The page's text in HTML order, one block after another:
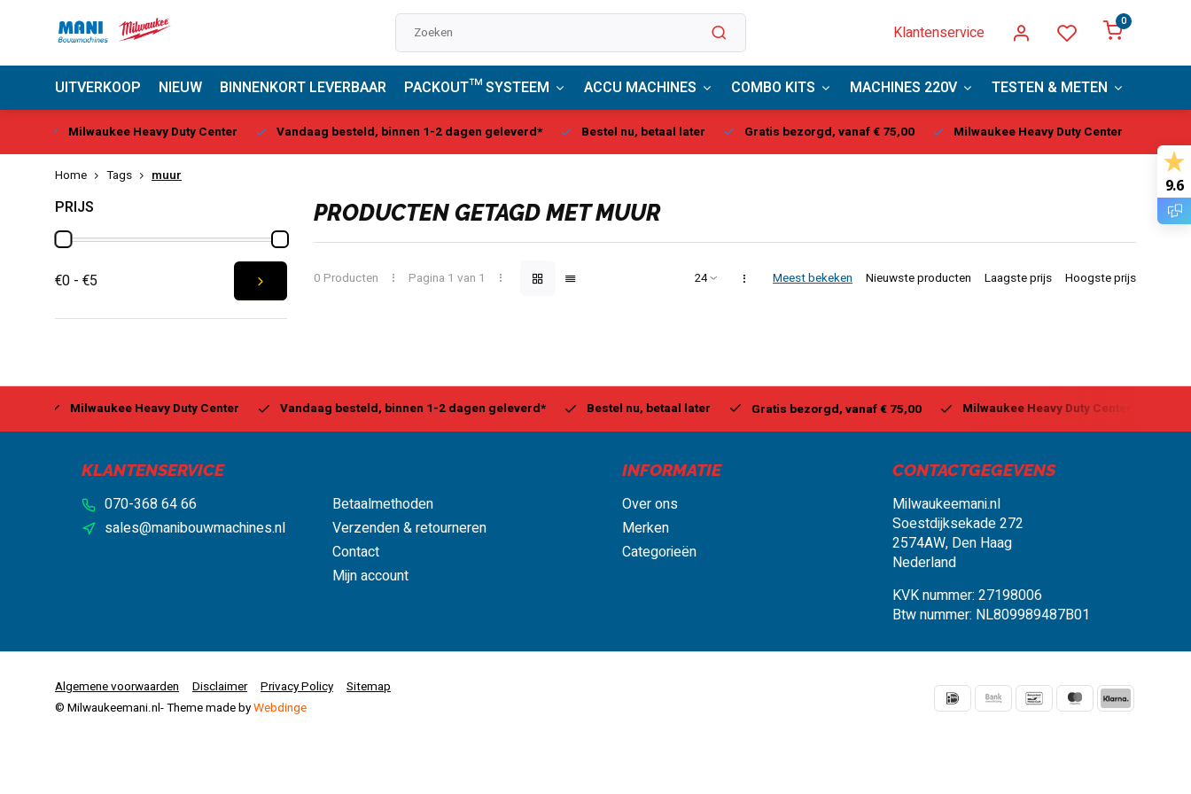
Klantenservice
0
UITVERKOOP NIEUW BINNENKORT LEVERBAAR PACKOUT™ SYSTEEM ACCU MACHINES COMBO KITS MACHINES 220V TESTEN & METEN
Vandaag besteld, binnen 1-2 dagen geleverd* Bestel nu, betaal later Gratis bezorgd, vanaf € 75,00 Milwaukee Heavy Duty Center Vandaag besteld, binnen 1-2 dagen
Home Tags muur
PRIJS
€0 - €5
PRODUCTEN GETAGD MET MUUR
0 Producten Pagina 1 van 1 Meest bekeken Nieuwste producten Laagste prijs Hoogste prijs
Vandaag besteld, binnen 1-2 dagen geleverd* Bestel nu, betaal later Gratis bezorgd, vanaf € 75,00 Milwaukee Heavy Duty Center Vandaag besteld, binnen 1-2
KLANTENSERVICE
070-368 64 66
sales@manibouwmachines.nl
Betaalmethoden
Verzenden & retourneren
Contact
Mijn account
INFORMATIE
Over ons
Merken
Categorieën
CONTACTGEGEVENS
Milwaukeemani.nl
Soestdijksekade 272
2574AW, Den Haag
Nederland
KVK nummer: 27198006
Btw nummer: NL809989487B01
Algemene voorwaarden Disclaimer Privacy Policy
Sitemap
© Milwaukeemani.nl- Theme made byWebdinge
9.6